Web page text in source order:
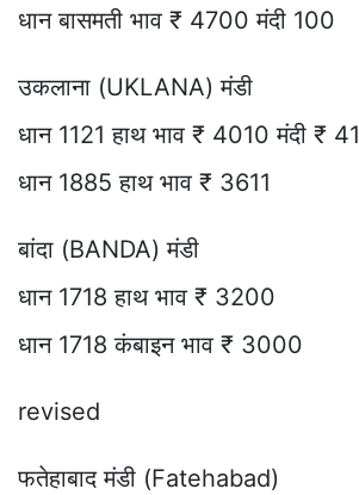
धान बासमती भाव ₹ 4700 मंदी 100
उकलाना (UKLANA) मंडी
धान 1121 हाथ भाव ₹ 4010 मंदी ₹ 41
धान 1885 हाथ भाव ₹ 3611
बांदा (BANDA) मंडी
धान 1718 हाथ भाव ₹ 3200
धान 1718 कंबाइन भाव ₹ 3000
revised
फतेहाबाद मंडी (Fatehabad)